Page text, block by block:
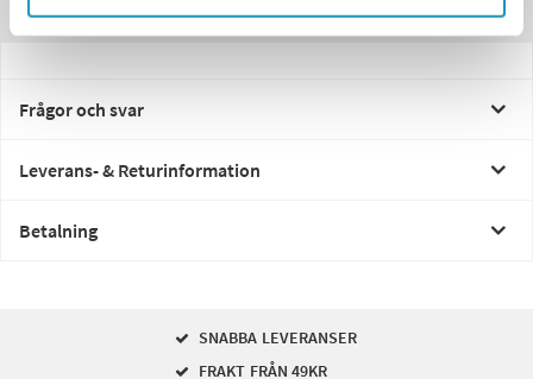
Recensioner
Frågor och svar
Leverans- & Returinformation
Betalning
SNABBA LEVERANSER
FRAKT FRÅN 49KR